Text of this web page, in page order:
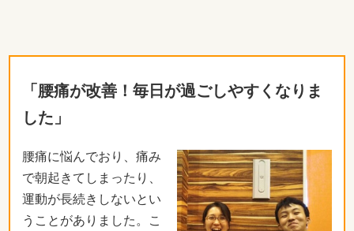
「腰痛が改善！毎日が過ごしやすくなりま
した」
腰痛に悩んでおり、痛み
で朝起きてしまったり、
運動が長続きしないとい
うことがありました。こ